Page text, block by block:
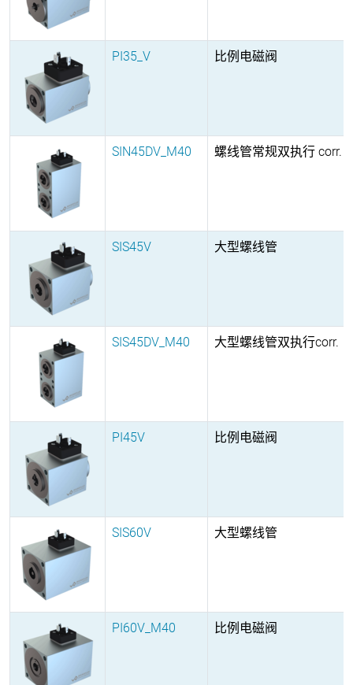
PI35_V 比例电磁阀
SIN45DV_M40 螺线管常规双执行 corr.
SIS45V 大型螺线管
SIS45DV_M40 大型螺线管双执行corr.
PI45V 比例电磁阀
SIS60V 大型螺线管
PI60V_M40 比例电磁阀